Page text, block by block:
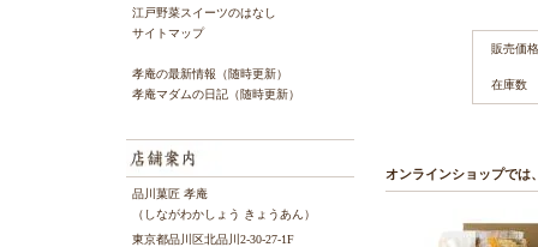
江戸野菜スイーツのはなし
サイトマップ
孝庵の最新情報（随時更新）
孝庵マダムの日記（随時更新）
品川菓匠 孝庵
（しながわかしょう きょうあん）
東京都品川区北品川2-30-27-1F
販売価格
在庫数
オンラインショップでは